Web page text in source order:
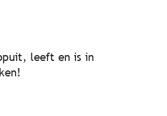
leeft en is in